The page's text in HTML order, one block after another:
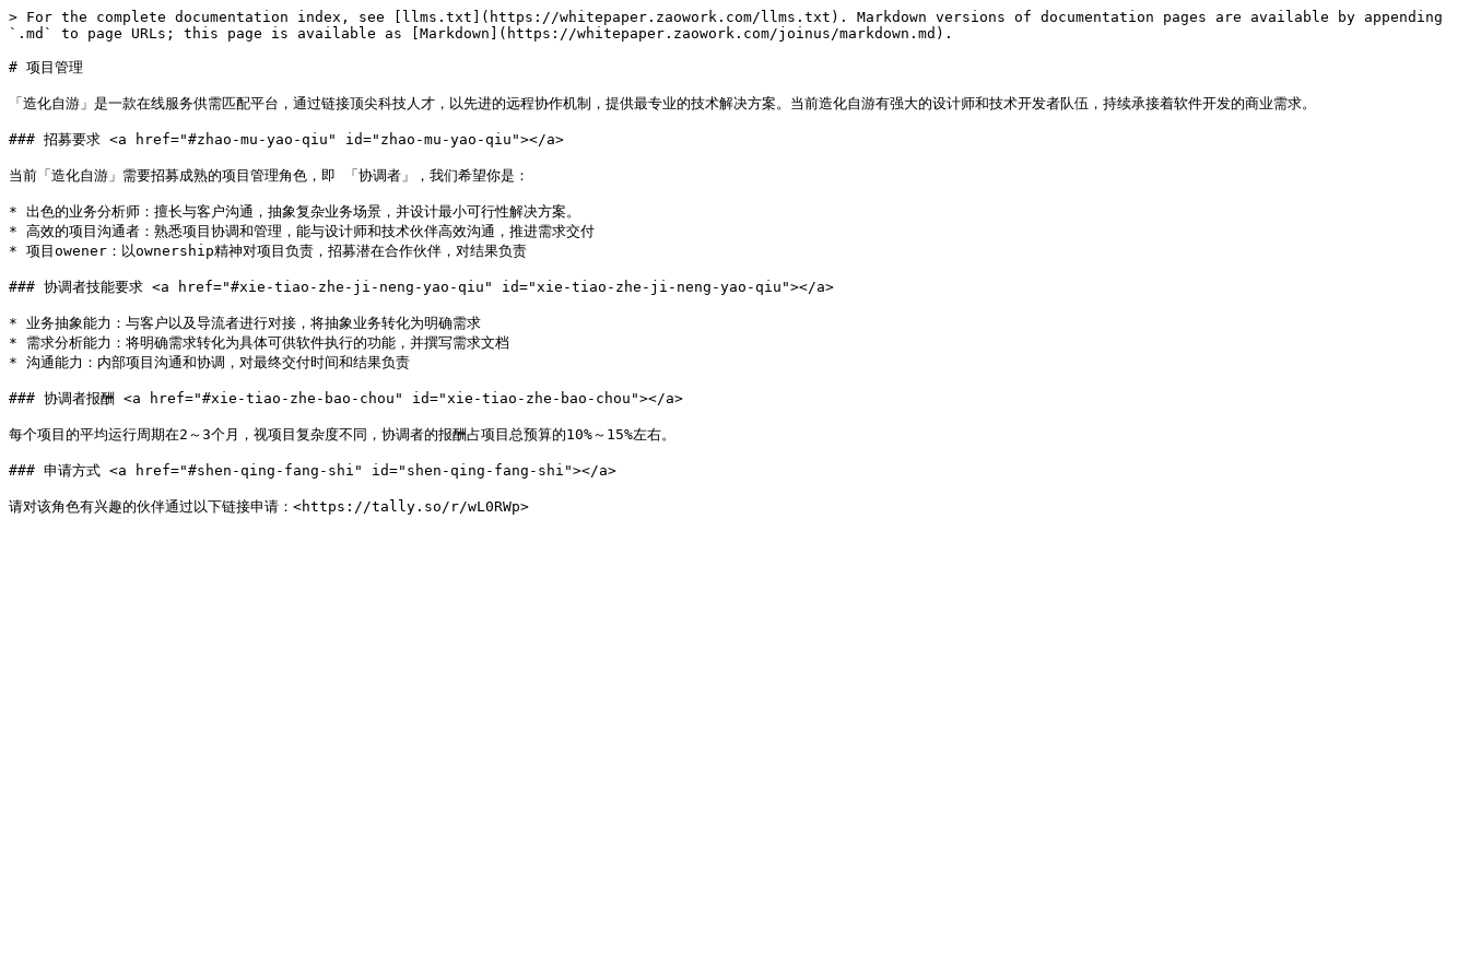
> For the complete documentation index, see [llms.txt](https://whitepaper.zaowork.com/llms.txt). Markdown versions of documentation pages are available by appending
`.md` to page URLs; this page is available as [Markdown](https://whitepaper.zaowork.com/joinus/markdown.md).
# 项目管理
「造化自游」是一款在线服务供需匹配平台，通过链接顶尖科技人才，以先进的远程协作机制，提供最专业的技术解决方案。当前造化自游有强大的设计师和技术开发者队伍，持续承接着软件开发的商业需求。
### 招募要求 <a href="#zhao-mu-yao-qiu" id="zhao-mu-yao-qiu"></a>
当前「造化自游」需要招募成熟的项目管理角色，即 「协调者」，我们希望你是：
* 出色的业务分析师：擅长与客户沟通，抽象复杂业务场景，并设计最小可行性解决方案。
* 高效的项目沟通者：熟悉项目协调和管理，能与设计师和技术伙伴高效沟通，推进需求交付
* 项目owener：以ownership精神对项目负责，招募潜在合作伙伴，对结果负责
### 协调者技能要求 <a href="#xie-tiao-zhe-ji-neng-yao-qiu" id="xie-tiao-zhe-ji-neng-yao-qiu"></a>
* 业务抽象能力：与客户以及导流者进行对接，将抽象业务转化为明确需求
* 需求分析能力：将明确需求转化为具体可供软件执行的功能，并撰写需求文档
* 沟通能力：内部项目沟通和协调，对最终交付时间和结果负责
### 协调者报酬 <a href="#xie-tiao-zhe-bao-chou" id="xie-tiao-zhe-bao-chou"></a>
每个项目的平均运行周期在2～3个月，视项目复杂度不同，协调者的报酬占项目总预算的10%～15%左右。
### 申请方式 <a href="#shen-qing-fang-shi" id="shen-qing-fang-shi"></a>